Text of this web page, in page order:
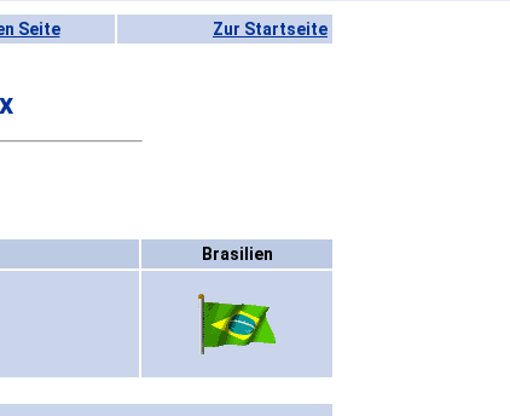
Seite Zur Startseite
Brasilien